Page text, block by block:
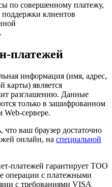
по совершенному платежу,
клиентов
.
платежей
информация (имя, адрес,
карты) является
разглашению. Данные
только в зашифрованном
сервере.
ваш браузер достаточно
онлайн, на специальной
платежей гарантирует ТОО
операции с платежными
с требованиями VISA